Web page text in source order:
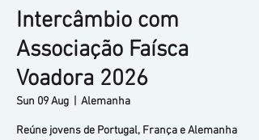
Intercâmbio com
Associação Faísca
Voadora 2026
Sun 09 Aug Alemanha
Reúne jovens de Portugal, França e Alemanha